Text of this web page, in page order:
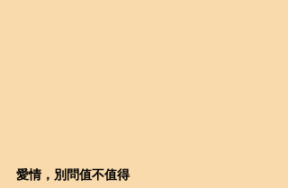
愛情，別問值不值得